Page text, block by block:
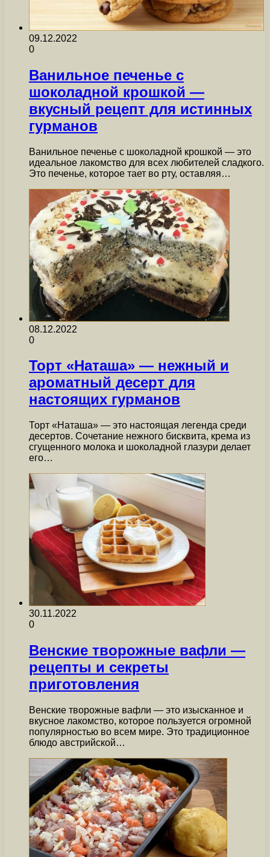
09.12.2022
0
Ванильное печенье с
шоколадной крошкой —
вкусный рецепт для истинных
гурманов
Ванильное печенье с шоколадной крошкой — это
идеальное лакомство для всех любителей сладкого.
Это печенье, которое тает во рту, оставляя…
08.12.2022
0
Торт «Наташа» — нежный и
ароматный десерт для
настоящих гурманов
Торт «Наташа» — это настоящая легенда среди
десертов. Сочетание нежного бисквита, крема из
сгущенного молока и шоколадной глазури делает
его…
30.11.2022
0
Венские творожные вафли —
рецепты и секреты
приготовления
Венские творожные вафли — это изысканное и
вкусное лакомство, которое пользуется огромной
популярностью во всем мире. Это традиционное
блюдо австрийской…